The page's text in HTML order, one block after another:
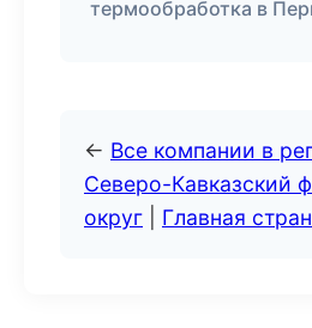
термообработка в
← Все компании в
Северо-Кавказский
округ
Главная